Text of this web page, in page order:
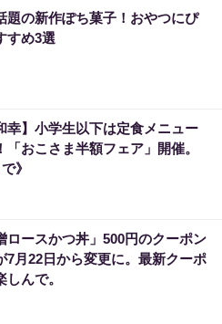
題の新作ぽち菓子！おやつにぴ
すめ3選
幸】小学生以下は定食メニュー
「おこさま半額フェア」開催。
》
ロースかつ丼」500円のクーポン
7月22日から変更に。最新クーポ
んで。